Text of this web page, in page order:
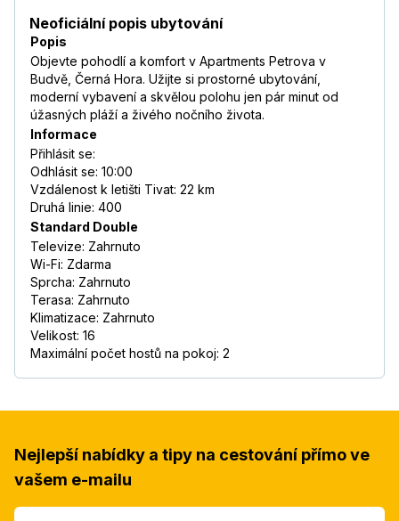
Neoficiální popis ubytování
Popis
Objevte pohodlí a komfort v Apartments Petrova v
Budvě, Černá Hora. Užijte si prostorné ubytování,
moderní vybavení a skvělou polohu jen pár minut od
úžasných pláží a živého nočního života.
Informace
Přihlásit se:
Odhlásit se: 10:00
Vzdálenost k letišti Tivat: 22 km
Druhá linie: 400
Standard Double
Televize: Zahrnuto
Wi-Fi: Zdarma
Sprcha: Zahrnuto
Terasa: Zahrnuto
Klimatizace: Zahrnuto
Velikost: 16
Maximální počet hostů na pokoj: 2
Nejlepší nabídky a tipy na cestování přímo ve
vašem e-mailu